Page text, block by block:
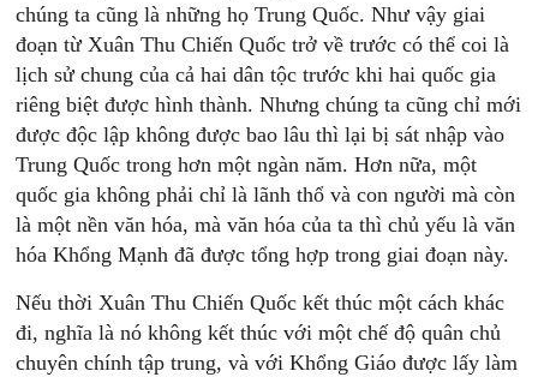
chúng ta cũng là những họ Trung Quốc. Như vậy giai
đoạn từ Xuân Thu Chiến Quốc trở về trước có thể coi là
lịch sử chung của cả hai dân tộc trước khi hai quốc gia
riêng biệt được hình thành. Nhưng chúng ta cũng chỉ mới
được độc lập không được bao lâu thì lại bị sát nhập vào
Trung Quốc trong hơn một ngàn năm. Hơn nữa, một
quốc gia không phải chỉ là lãnh thổ và con người mà còn
là một nền văn hóa, mà văn hóa của ta thì chủ yếu là văn
hóa Khổng Mạnh đã được tổng hợp trong giai đoạn này.
Nếu thời Xuân Thu Chiến Quốc kết thúc một cách khác
đi, nghĩa là nó không kết thúc với một chế độ quân chủ
chuyên chính tập trung, và với Khổng Giáo được lấy làm